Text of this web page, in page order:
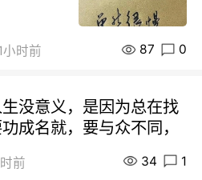
小时前 87 0
没意义，是因为总在找
成名就，要与众不同，
前 34 1